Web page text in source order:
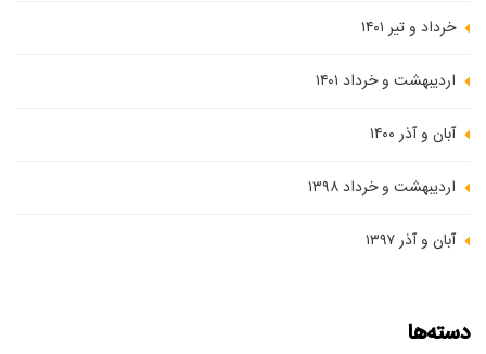
خرداد و تیر ۱۴۰۱
اردیبهشت و خرداد ۱۴۰۱
آبان و آذر ۱۴۰۰
اردیبهشت و خرداد ۱۳۹۸
آبان و آذر ۱۳۹۷
دسته‌ها